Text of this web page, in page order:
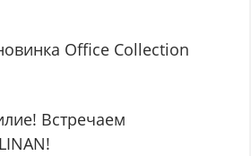
Office Collection
Встречаем